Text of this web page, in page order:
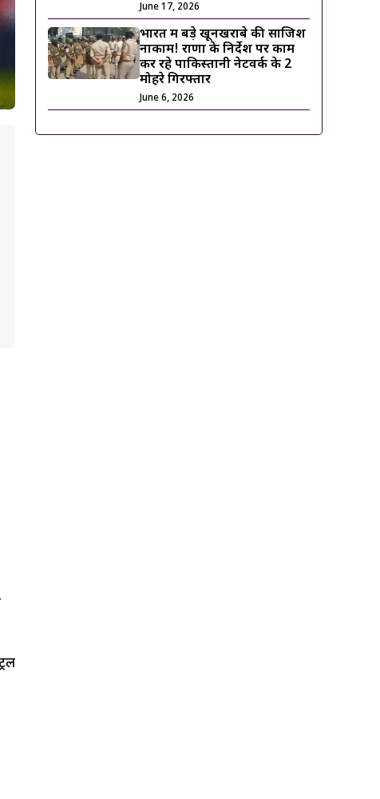
June 17, 2026
भारत में बड़े खूनखराबे की साजिश
नाकाम! राणा के निर्देश पर काम
कर रहे पाकिस्तानी नेटवर्क के 2
मोहरे गिरफ्तार
June 6, 2026